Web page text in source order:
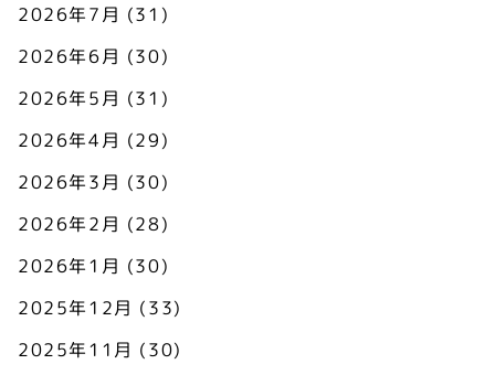
2026年7月 (31)
2026年6月 (30)
2026年5月 (31)
2026年4月 (29)
2026年3月 (30)
2026年2月 (28)
2026年1月 (30)
2025年12月 (33)
2025年11月 (30)